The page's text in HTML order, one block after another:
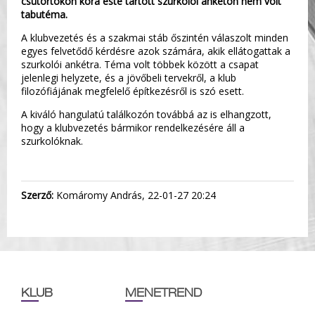
tabutéma.
A klubvezetés és a szakmai stáb őszintén válaszolt minden
egyes felvetődő kérdésre azok számára, akik ellátogattak a
szurkolói ankétra. Téma volt többek között a csapat
jelenlegi helyzete, és a jövőbeli tervekről, a klub
filozófiájának megfelelő építkezésről is szó esett.
A kiváló hangulatú találkozón továbbá az is elhangzott,
hogy a klubvezetés bármikor rendelkezésére áll a
szurkolóknak.
Szerző: Komáromy András, 22-01-27 20:24
KLUB MENETREND